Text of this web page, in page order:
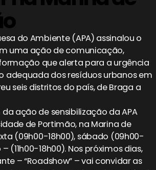
do Ambiente (APA) assinalou o
uma ação de comunicação,
que alerta para a urgência
adequada dos resíduos urbanos em
seis distritos do país, de Braga a
ação de sensibilização da APA
de Portimão, na Marina de
(09h00-18h00), sábado (09h00-
(11h00-18h00). Nos próximos dias,
– “Roadshow” – vai convidar as